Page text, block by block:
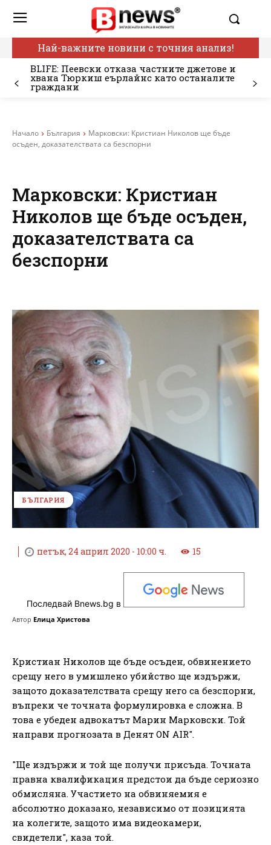
Най-важните новини с точния анализ!
BLIFE: Пеевски отказа частните джетове и
хвана Тюркиш еърлайнс като останалите
граждани
Начало България
Марковски: Кристиан Николов ще бъде
осъден, доказателствата са безспорни
Марковски: Кристиан
Николов ще бъде осъден,
доказателствата са
безспорни
БЪЛГАРИЯ
петък, 24 април 2020 - 10:00 ч. 15
Последвай Bnews.bg в
Автор Елица Христова
Кристиан Николов ще бъде осъден, обвинението
срещу него в умишлено убийство ще издържи,
защото доказателствата срещу него са безспорни,
въпреки че точната формулировка е сложна. В
това е убеден адвокатът Марин Марковски. Той
направи прогнозата в Денят ON AIR".
"Ще издържи и той ще получи присъда. Точната
правна квалификация предстои да бъде сериозно
обмисляна. Участието на обвиняемия е
абсолютно доказано, независимо от позицията
на колегите, защото има видеокамери,
свидетели", каза той.